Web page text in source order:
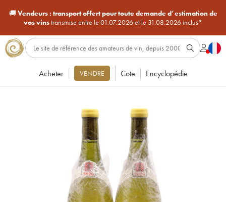
🚚Vendeurs : transport offert pour toute demande d’estimation de
vos vinstransmise entre le 01.07.2026 et le 31.08.2026 inclus*
Acheter VENDRE Cote Encyclopédie